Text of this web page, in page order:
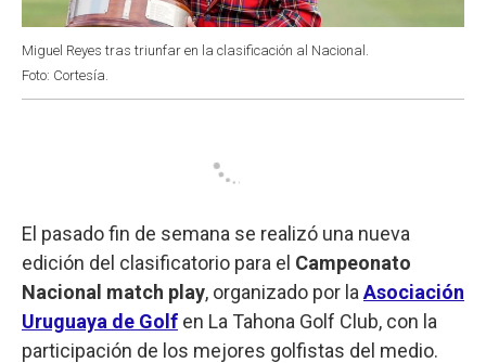
Miguel Reyes tras triunfar en la clasificación al Nacional.
Foto: Cortesía.
El pasado fin de semana se realizó una nueva
edición del clasificatorio para el Campeonato
Nacional match play, organizado por la Asociación
Uruguaya de Golf en La Tahona Golf Club, con la
participación de los mejores golfistas del medio.